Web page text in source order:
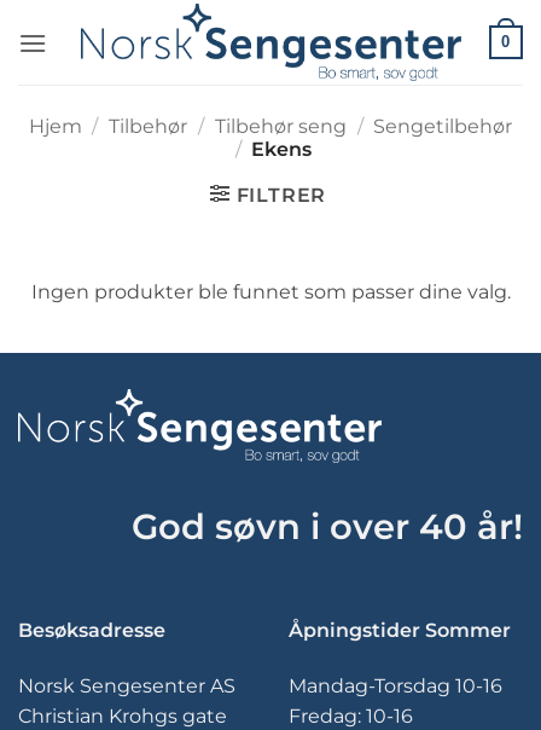
0
Hjem / Tilbehør / Tilbehør seng / Sengetilbehør
/ Ekens
FILTRER
Ingen produkter ble funnet som passer dine valg.
God søvn i over 40 år!
Besøksadresse
Norsk Sengesenter AS
Christian Krohgs gate
Åpningstider Sommer
Mandag-Torsdag 10-16
Fredag: 10-16